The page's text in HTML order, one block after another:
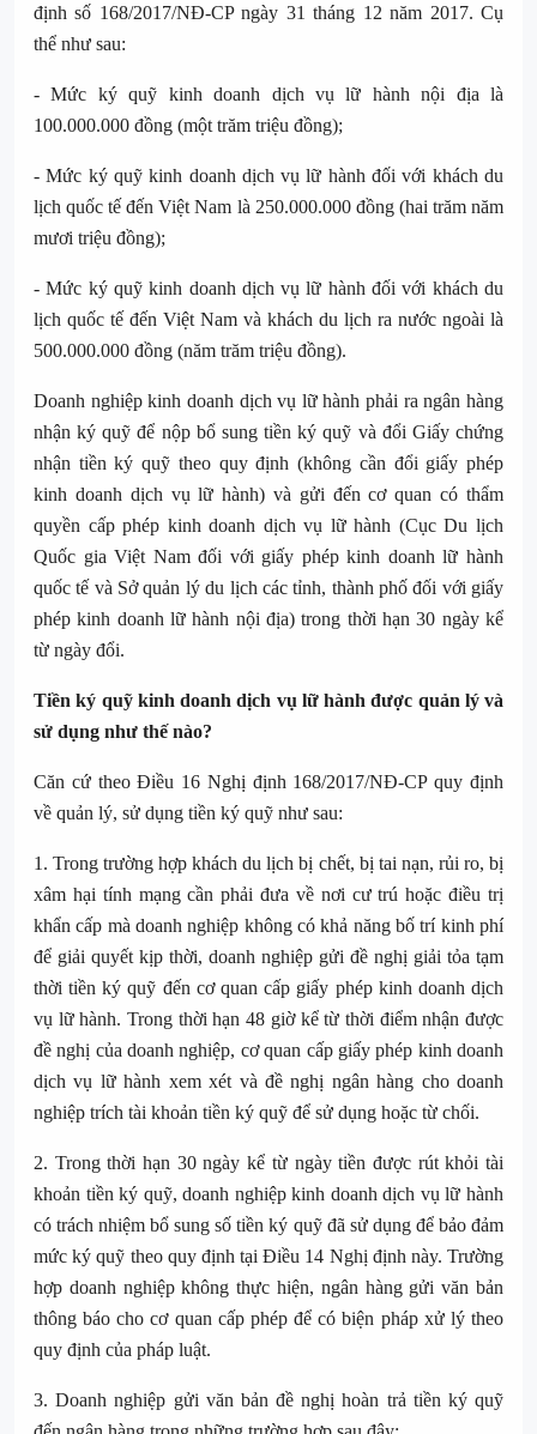
định số 168/2017/NĐ-CP ngày 31 tháng 12 năm 2017. Cụ
thể như sau:
- Mức ký quỹ kinh doanh dịch vụ lữ hành nội địa là
100.000.000 đồng (một trăm triệu đồng);
- Mức ký quỹ kinh doanh dịch vụ lữ hành đối với khách du
lịch quốc tế đến Việt Nam là 250.000.000 đồng (hai trăm năm
mươi triệu đồng);
- Mức ký quỹ kinh doanh dịch vụ lữ hành đối với khách du
lịch quốc tế đến Việt Nam và khách du lịch ra nước ngoài là
500.000.000 đồng (năm trăm triệu đồng).
Doanh nghiệp kinh doanh dịch vụ lữ hành phải ra ngân hàng
nhận ký quỹ để nộp bổ sung tiền ký quỹ và đổi Giấy chứng
nhận tiền ký quỹ theo quy định (không cần đổi giấy phép
kinh doanh dịch vụ lữ hành) và gửi đến cơ quan có thẩm
quyền cấp phép kinh doanh dịch vụ lữ hành (Cục Du lịch
Quốc gia Việt Nam đối với giấy phép kinh doanh lữ hành
quốc tế và Sở quản lý du lịch các tỉnh, thành phố đối với giấy
phép kinh doanh lữ hành nội địa) trong thời hạn 30 ngày kể
từ ngày đổi.
Tiền ký quỹ kinh doanh dịch vụ lữ hành được quản lý và
sử dụng như thế nào?
Căn cứ theo Điều 16 Nghị định 168/2017/NĐ-CP quy định
về quản lý, sử dụng tiền ký quỹ như sau:
1. Trong trường hợp khách du lịch bị chết, bị tai nạn, rủi ro, bị
xâm hại tính mạng cần phải đưa về nơi cư trú hoặc điều trị
khẩn cấp mà doanh nghiệp không có khả năng bố trí kinh phí
để giải quyết kịp thời, doanh nghiệp gửi đề nghị giải tỏa tạm
thời tiền ký quỹ đến cơ quan cấp giấy phép kinh doanh dịch
vụ lữ hành. Trong thời hạn 48 giờ kể từ thời điểm nhận được
đề nghị của doanh nghiệp, cơ quan cấp giấy phép kinh doanh
dịch vụ lữ hành xem xét và đề nghị ngân hàng cho doanh
nghiệp trích tài khoản tiền ký quỹ để sử dụng hoặc từ chối.
2. Trong thời hạn 30 ngày kể từ ngày tiền được rút khỏi tài
khoản tiền ký quỹ, doanh nghiệp kinh doanh dịch vụ lữ hành
có trách nhiệm bổ sung số tiền ký quỹ đã sử dụng để bảo đảm
mức ký quỹ theo quy định tại Điều 14 Nghị định này. Trường
hợp doanh nghiệp không thực hiện, ngân hàng gửi văn bản
thông báo cho cơ quan cấp phép để có biện pháp xử lý theo
quy định của pháp luật.
3. Doanh nghiệp gửi văn bản đề nghị hoàn trả tiền ký quỹ